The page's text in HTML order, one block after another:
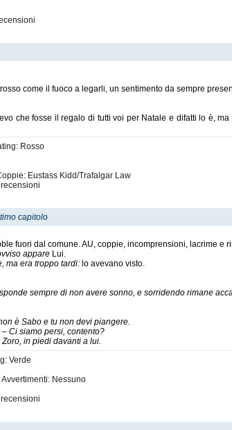
come il fuoco a legarli, un sentimento da sempre
che fosse il regalo di tutti voi per Natale e difatti lo è,
Rosso
Eustass Kidd/Trafalgar Law
recensioni
capitolo
fuori dal comune. AU, coppie, incomprensioni, lacrime e
appare Lui.
ma era troppo tardi: lo avevano visto.
sempre di non avere sonno, e sorridendo rimane
è Sabo e tu non devi piangere.
Ci siamo persi, contento?
in piedi davanti a lui.
Verde
Nessuno
recensioni